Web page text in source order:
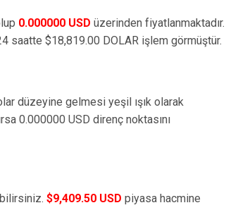
0.000000 USD üzerinden fiyatlanmaktadır.
saatte $18,819.00 DOLAR işlem görmüştür.
düzeyine gelmesi yeşil ışık olarak
0.000000 USD direnç noktasını
$9,409.50 USD piyasa hacmine